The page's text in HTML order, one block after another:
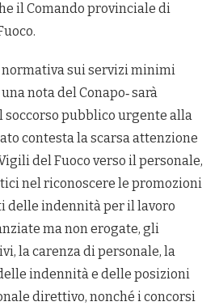
il Comando provinciale di
normativa sui servizi minimi
nota del Conapo‐ sarà
pubblico urgente alla
contesta la scarsa attenzione
del Fuoco verso il personale,
nel riconoscere le promozioni
delle indennità per il lavoro
ma non erogate, gli
la carenza di personale, la
indennità e delle posizioni
direttivo, nonché i concorsi